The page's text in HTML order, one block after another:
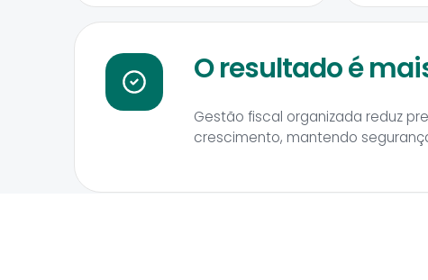
O resultado é
Gestão fiscal organizada reduz
crescimento, mantendo